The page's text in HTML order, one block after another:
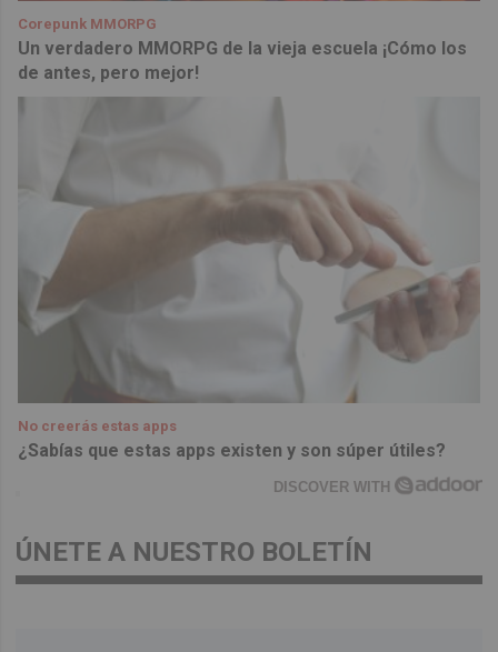
Corepunk MMORPG
Un verdadero MMORPG de la vieja escuela ¡Cómo los
de antes, pero mejor!
No creerás estas apps
¿Sabías que estas apps existen y son súper útiles?
DISCOVER WITH
ÚNETE A NUESTRO BOLETÍN